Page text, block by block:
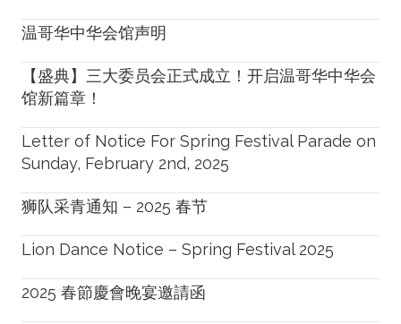
温哥华中华会馆声明
【盛典】三大委员会正式成立！开启温哥华中华会
馆新篇章！
Letter of Notice For Spring Festival Parade on
Sunday, February 2nd, 2025
狮队采青通知 – 2025 春节
Lion Dance Notice – Spring Festival 2025
2025 春節慶會晚宴邀請函